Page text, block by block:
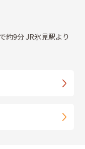
約9分 JR氷見駅より